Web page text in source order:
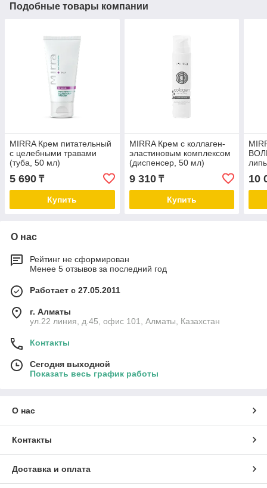
Подобные товары компании
MIRRA Крем питательный
с целебными травами
(туба, 50 мл)
5 690 ₸
Купить
MIRRA Крем c коллаген-
эластиновым комплексом
(диспенсер, 50 мл)
9 310₸
Купить
10
О нас
Рейтинг не сформирован
Менее 5 отзывов за последний год
Работает с 27.05.2011
г. Алматы
ул.22 линия, д.45, офис 101, Алматы, Казахстан
Контакты
Сегодня выходной
Показать весь график работы
О нас
Контакты
Доставка и оплата